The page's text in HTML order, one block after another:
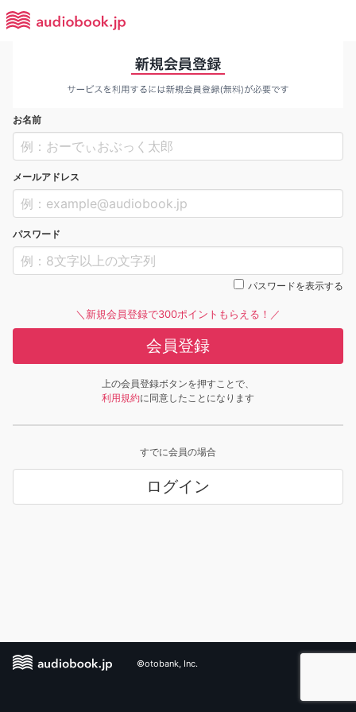
お名前
メールアドレス
パスワード
パスワードを表示する
＼新規会員登録で300ポイントもらえる！／
会員登録
上の会員登録ボタンを押すことで、
利用規約に同意したことになります
すでに会員の場合
ログイン
©otobank, Inc.